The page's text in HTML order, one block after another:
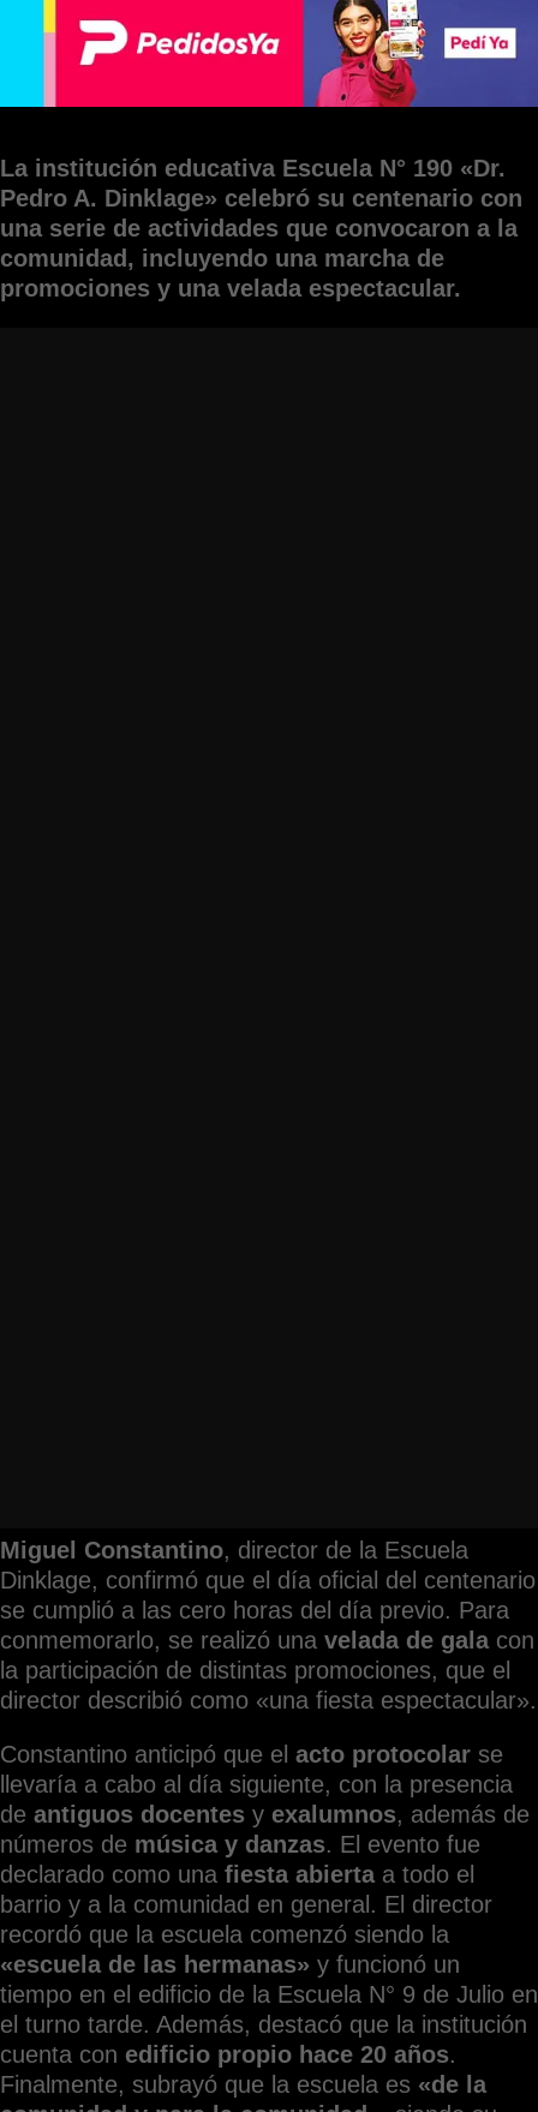
La institución educativa Escuela N° 190 «Dr.
Pedro A. Dinklage» celebró su centenario con
una serie de actividades que convocaron a la
comunidad, incluyendo una marcha de
promociones y una velada espectacular.
Miguel Constantino, director de la Escuela
Dinklage, confirmó que el día oficial del centenario
se cumplió a las cero horas del día previo. Para
conmemorarlo, se realizó una velada de gala con
la participación de distintas promociones, que el
director describió como «una fiesta espectacular».
Constantino anticipó que el acto protocolar se
llevaría a cabo al día siguiente, con la presencia
de antiguos docentes y exalumnos, además de
números de música y danzas. El evento fue
declarado como una fiesta abierta a todo el
barrio y a la comunidad en general. El director
recordó que la escuela comenzó siendo la
«escuela de las hermanas» y funcionó un
tiempo en el edificio de la Escuela N° 9 de Julio en
el turno tarde. Además, destacó que la institución
cuenta con edificio propio hace 20 años.
Finalmente, subrayó que la escuela es «de la